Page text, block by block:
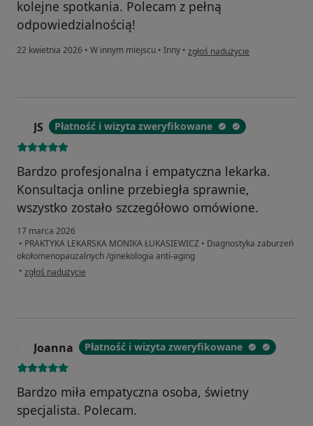
kolejne spotkania. Polecam z pełną
odpowiedzialnością!
22 kwietnia 2026 • W innym miejscu • Inny • w opinii użytkownika Joanna
zgłoś nadużycie
JS Płatność i wizyta zweryfikowane
Bardzo profesjonalna i empatyczna lekarka.
Konsultacja online przebiegła sprawnie,
wszystko zostało szczegółowo omówione.
17 marca 2026
• PRAKTYKA LEKARSKA MONIKA ŁUKASIEWICZ • Diagnostyka zaburzeń
okołomenopauzalnych /ginekologia anti-aging
• w opinii użytkownika JS
zgłoś nadużycie
Joanna Płatność i wizyta zweryfikowane
Bardzo miła empatyczna osoba, świetny
specjalista. Polecam.